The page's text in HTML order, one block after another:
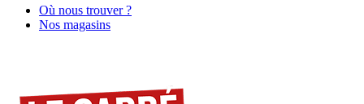
Où nous trouver ?
Nos magasins